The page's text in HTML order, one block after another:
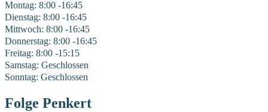
Montag: 8:00 -16:45
Dienstag: 8:00 -16:45
Mittwoch: 8:00 -16:45
Donnerstag: 8:00 -16:45
Freitag: 8:00 -15:15
Samstag: Geschlossen
Sonntag: Geschlossen
Folge Penkert